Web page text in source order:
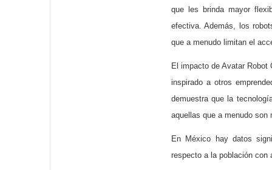
que les brinda mayor
efectiva. Además, los
que a menudo limitan el
El impacto de Avatar
inspirado a otros
demuestra que la
aquellas que a menudo son
En México hay datos
respecto a la población con